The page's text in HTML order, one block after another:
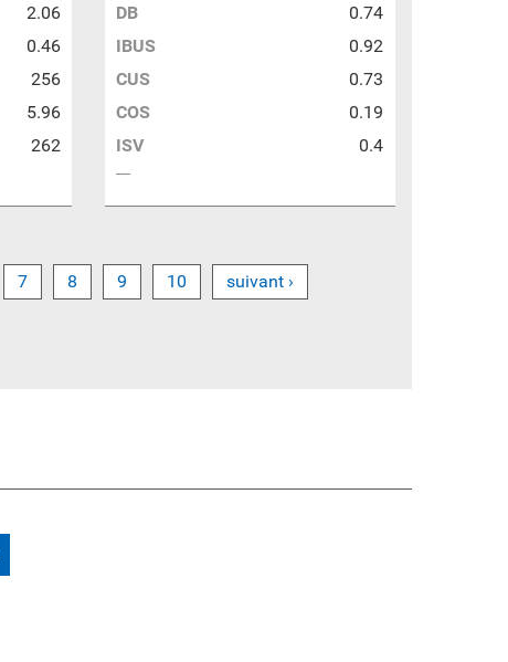
2.06
0.46
256
5.96
262
DB
0.74
IBUS
0.92
CUS
0.73
COS
0.19
ISV
0.4
7 8 9 10
suivant ›